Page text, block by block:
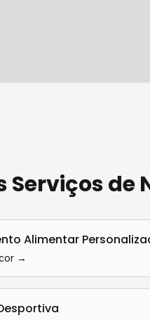
Serviços de
Alimentar
→